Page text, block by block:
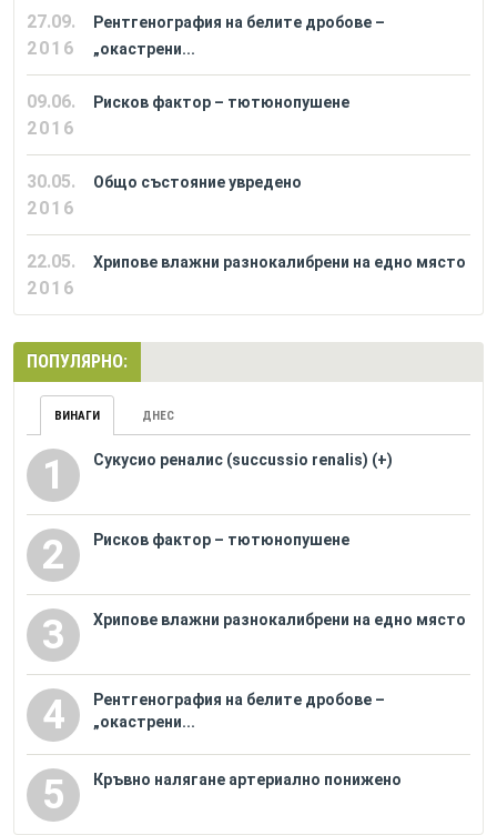
27.09.
2016
Рентгенография на белите дробове –
„окастрени...
09.06.
2016
Рисков фактор – тютюнопушене
30.05.
2016
Общо състояние увредено
22.05.
2016
Хрипове влажни разнокалибрени на едно място
ПОПУЛЯРНО:
ВИНАГИ ДНЕС
1 Сукусио реналис (succussio renalis) (+)
2 Рисков фактор – тютюнопушене
3 Хрипове влажни разнокалибрени на едно място
4
Рентгенография на белите дробове –
„окастрени...
5 Кръвно налягане артериално понижено